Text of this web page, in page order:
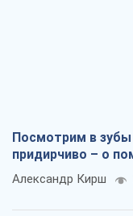
Посмотрим в
придирчиво – о
Александр Кирш